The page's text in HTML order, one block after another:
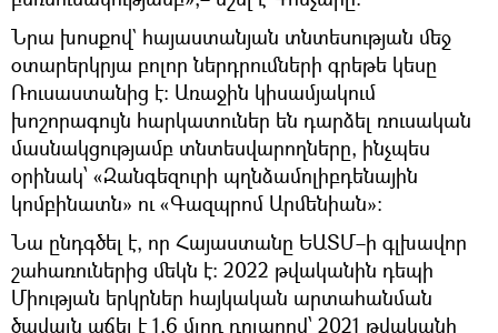
Նրա խոսքով` հայաստանյան տնտեսության մեջ
օտարերկրյա բոլոր ներդրումների գրեթե կեսը
Ռուսաստանից է։ Առաջին կիսամյակում
խոշորագույն հարկատուներ են դարձել ռուսական
մասնակցությամբ տնտեսվարողները, ինչպես
օրինակ՝ «Զանգեզուրի պղնձամոլիբդենային
կոմբինատն» ու «Գազպրոմ Արմենիան»։
Նա ընդգծել է, որ Հայաստանը ԵԱՏՄ–ի գլխավոր
շահառուներից մեկն է։ 2022 թվականին դեպի
Միության երկրներ հայկական արտահանման
ծավալն աճել է 1,6 մլրդ դոլարով՝ 2021 թվականի